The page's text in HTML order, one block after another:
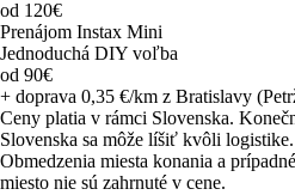
od 120€
Prenájom Instax Mini
Jednoduchá DIY voľba
od 90€
+ doprava 0,35 €/km z Bratislavy
Ceny platia v rámci Slovenska.
Slovenska sa môže líšiť kvôli logistike.
Obmedzenia miesta konania a
miesto nie sú zahrnuté v cene.